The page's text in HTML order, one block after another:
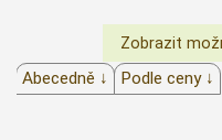
Abecedně ↓ Podle ceny ↓